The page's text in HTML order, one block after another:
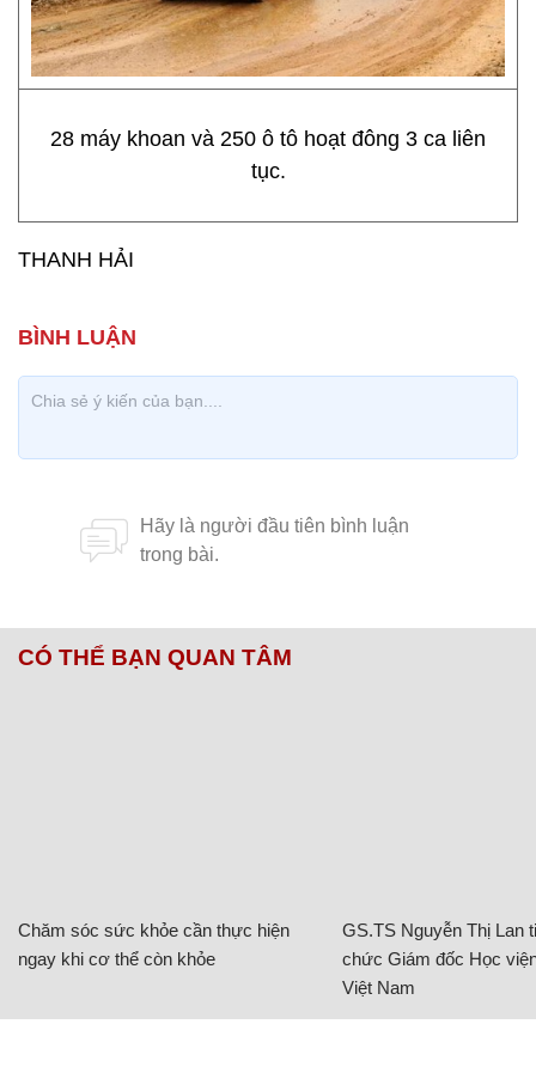
28 máy khoan và 250 ô tô hoạt đông 3 ca liên
tục.
THANH HẢI
CÓ THỂ BẠN QUAN TÂM
Chăm sóc sức khỏe cần thực hiện
ngay khi cơ thể còn khỏe
GS.TS Nguyễn Thị Lan
chức Giám đốc Học
Việt Nam